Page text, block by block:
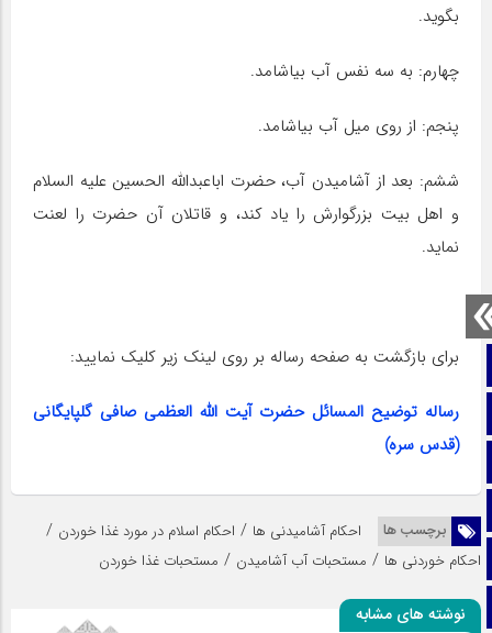
صفحه نخست
تماس با ما
اینستاگرام
تلگرام
بگوید.
چهارم: به سه نفس آب بیاشامد.
پنجم: از روی میل آب بیاشامد.
ششم: بعد از آشامیدن آب، حضرت اباعبدالله الحسین علیه‌ السلام
و اهل بیت بزرگوارش را یاد کند، و قاتلان آن حضرت را لعنت
نماید.
برای بازگشت به صفحه رساله بر روی لینک زیر کلیک نمایید:
رساله توضیح المسائل حضرت آیت الله العظمی صافی گلپایگانی
(قدس سره)
برچسب ها احکام آشامیدنی ها / احکام اسلام در مورد غذا خوردن /
احکام خوردنی ها / مستحبات آب آشامیدن / مستحبات غذا خوردن
نوشته های مشابه